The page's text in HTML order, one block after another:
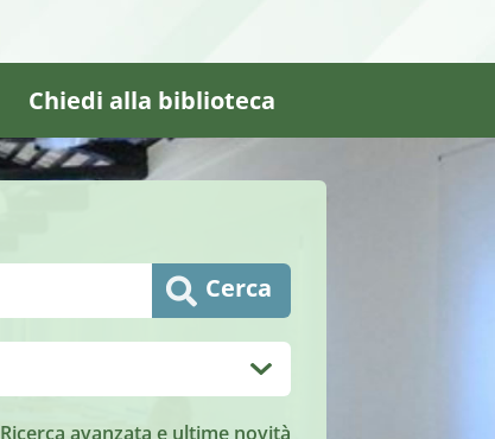
Chiedi alla biblioteca
Cerca
Ricerca avanzata e ultime novità